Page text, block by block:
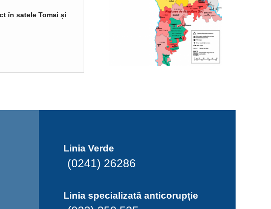
în satele Tomai și
Linia Verde
(0241) 26286
Linia specializată anticorupție